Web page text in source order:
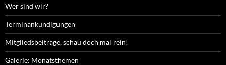
Wer sind wir?
Terminankündigungen
Mitgliedsbeiträge, schau doch mal rein!
Galerie: Monatsthemen